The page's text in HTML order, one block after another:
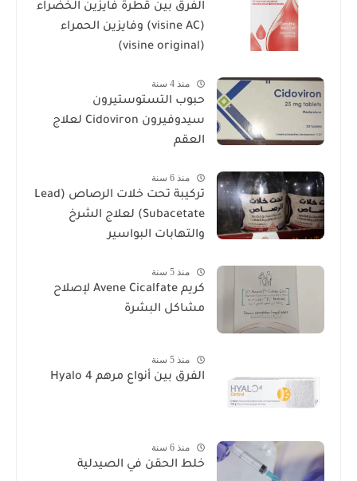
الفرق بين قطرة فايزين الخضراء
(visine AC) وفايزين الحمراء
(visine original)
منذ 4 سنة
حبوب التستوستيرون
سيدوفيرون Cidoviron لعلاج
العقم
منذ 6 سنة
تركيبة تحت خلات الرصاص (Lead
Subacetate) لعلاج الشرخ
والتهابات البواسير
منذ 5 سنة
كريم Avene Cicalfate لإصلاح
مشاكل البشرة
منذ 5 سنة
الفرق بين أنواع مرهم Hyalo 4
منذ 6 سنة
خلط الحقن في الصيدلية